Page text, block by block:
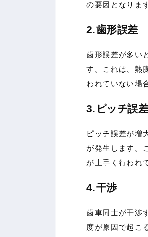
の要因となりま
2.歯形誤差
歯形誤差が多い
す。これは、熱
われていない場
3.ピッチ誤差
ピッチ誤差が増
が発生します。
が上手く行われ
4.干渉
歯車同士が干渉
度が原因で起こ